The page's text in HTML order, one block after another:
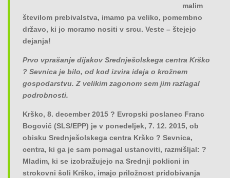
malim
številom prebivalstva, imamo pa veliko, pomembno
državo, ki jo moramo nositi v srcu. Veste – štejejo
dejanja!
Prvo vprašanje dijakov Srednješolskega centra Krško
? Sevnica je bilo, od kod izvira ideja o krožnem
gospodarstvu. Z velikim zagonom sem jim razlagal
podrobnosti.
Krško, 8. december 2015 ? Evropski poslanec Franc
Bogovič (SLS/EPP) je v ponedeljek, 7. 12. 2015, ob
obisku Srednješolskega centra Krško ? Sevnica,
centra, ki ga je sam pomagal ustanoviti, razmišljal: ?
Mladim, ki se izobražujejo na Srednji poklicni in
strokovni šoli Krško, imajo priložnost pridobivanja